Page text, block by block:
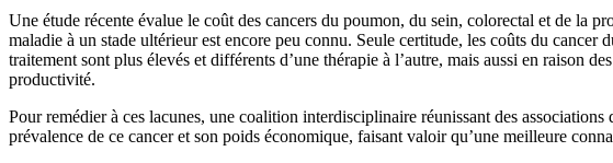
Une étude récente évalue le coût des cancers du poumon, du sein, colorectal et de la
maladie à un stade ultérieur est encore peu connu. Seule certitude, les coûts du
traitement sont plus élevés et différents d’une thérapie à l’autre, mais aussi en raison
productivité.
Pour remédier à ces lacunes, une coalition interdisciplinaire réunissant des
prévalence de ce cancer et son poids économique, faisant valoir qu’une meilleure